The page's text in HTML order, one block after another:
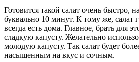
Готовится такой салат очень быстро,
буквально 10 минут. К тому же, салат
всегда есть дома. Главное, брать для
сладкую капусту. Желательно
молодую капусту. Так салат будет
насыщенным на вкус и сочным.